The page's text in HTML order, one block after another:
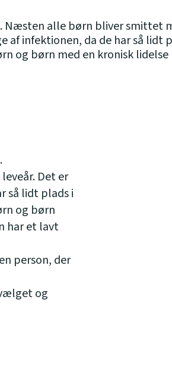
Næsten alle børn bliver smittet
infektionen, da de har så lidt
og børn med en kronisk lidelse
Det er
så lidt plads i
og børn
har et lavt
person, der
og